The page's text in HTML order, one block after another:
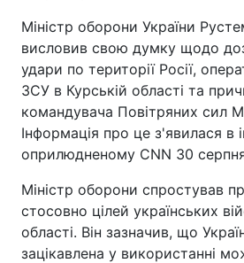
Міністр оборони України
висловив свою думку щодо
удари по території Росії,
ЗСУ в Курській області та
командувача Повітряних сил
Інформація про це з'явилася в
оприлюдненому CNN 30
Міністр оборони спростував
стосовно цілей українських
області. Він зазначив, що
зацікавлена у використанні